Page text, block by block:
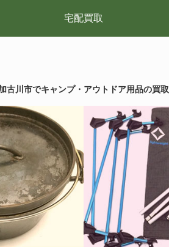
宅配買取
古川市でキャンプ・アウトドア用品の買取